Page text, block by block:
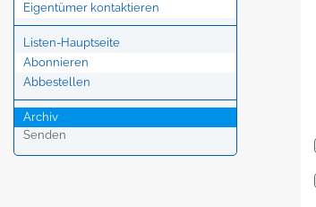
Eigentümer kontaktieren
Listen-Hauptseite
Abonnieren
Abbestellen
Archiv
Senden